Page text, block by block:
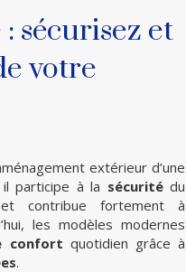
sécurisez et
votre
extérieur d’une
il participe à la sécuritédu
contribue fortement à
les modèles modernes
confort quotidien grâce à
.